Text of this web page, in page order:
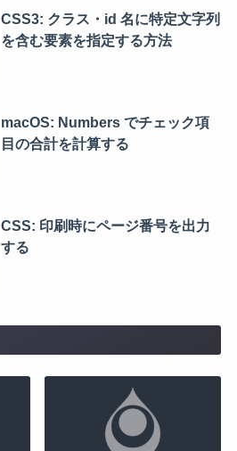
CSS3: クラス・id 名に特定文字列
を含む要素を指定する方法
macOS: Numbers でチェック項
目の合計を計算する
CSS: 印刷時にページ番号を出力
する